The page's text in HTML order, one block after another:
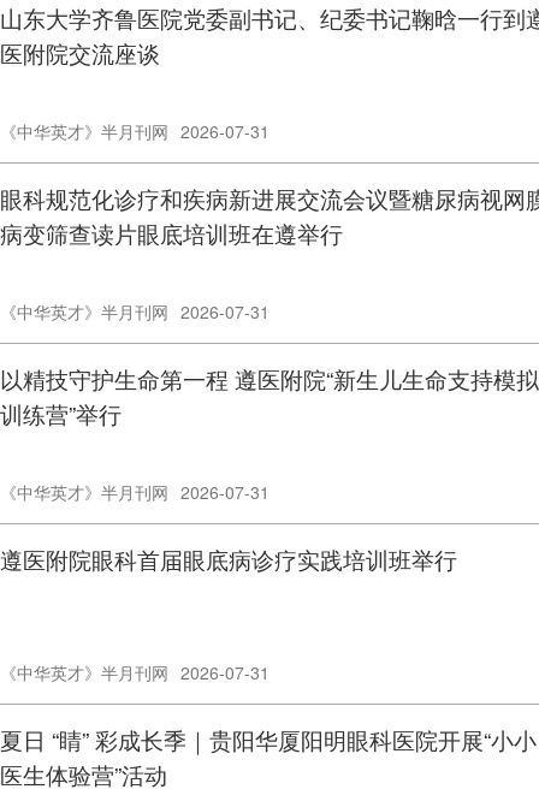
山东大学齐鲁医院党委副书记、纪委书记鞠晗一行到
医附院交流座谈
《中华英才》半月刊网 2026-07-31
眼科规范化诊疗和疾病新进展交流会议暨糖尿病视网
病变筛查读片眼底培训班在遵举行
《中华英才》半月刊网 2026-07-31
以精技守护生命第一程 遵医附院“新生儿生命支持模拟
训练营”举行
《中华英才》半月刊网 2026-07-31
遵医附院眼科首届眼底病诊疗实践培训班举行
《中华英才》半月刊网 2026-07-31
夏日 “睛” 彩成长季｜贵阳华厦阳明眼科医院开展“小小
医生体验营”活动